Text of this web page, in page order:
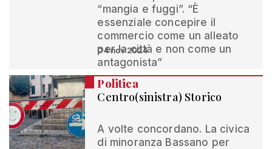
“mangia e fuggi”. “È
essenziale concepire il
commercio come un alleato
per la città e non come un
antagonista”
04 nov 2024
Politica
Centro(sinistra) Storico
A volte concordano. La civica
di minoranza Bassano per